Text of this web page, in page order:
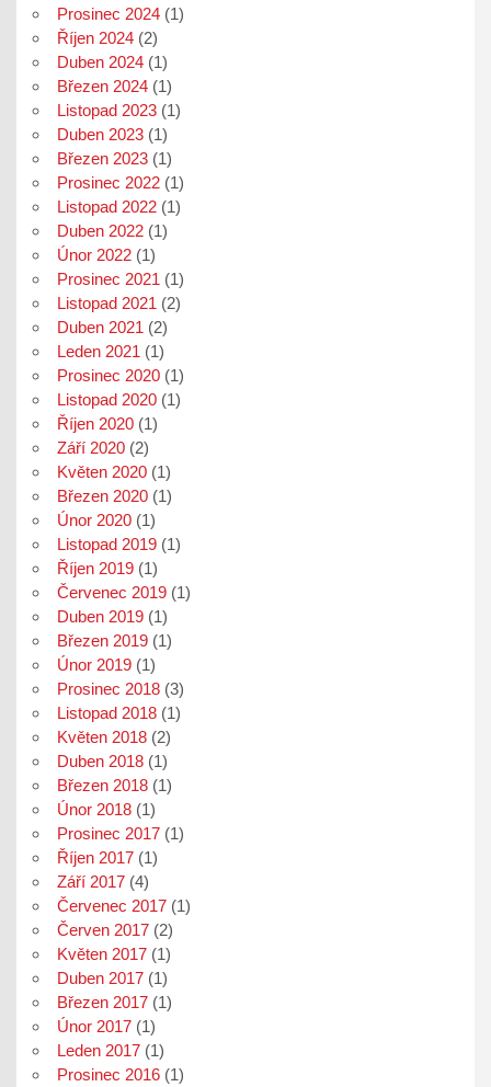
Prosinec 2024(1)
Říjen 2024(2)
Duben 2024(1)
Březen 2024(1)
Listopad 2023(1)
Duben 2023(1)
Březen 2023(1)
Prosinec 2022(1)
Listopad 2022(1)
Duben 2022(1)
Únor 2022(1)
Prosinec 2021 (1)
Listopad 2021 (2)
Duben 2021 (2)
Leden 2021 (1)
Prosinec 2020(1)
Listopad 2020(1)
Říjen 2020(1)
Září 2020(2)
Květen 2020(1)
Březen 2020(1)
Únor 2020(1)
Listopad 2019(1)
Říjen 2019(1)
Červenec 2019(1)
Duben 2019(1)
Březen 2019(1)
Únor 2019(1)
Prosinec 2018(3)
Listopad 2018(1)
Květen 2018(2)
Duben 2018(1)
Březen 2018(1)
Únor 2018(1)
Prosinec 2017(1)
Říjen 2017(1)
Září 2017(4)
Červenec 2017(1)
Červen 2017(2)
Květen 2017(1)
Duben 2017(1)
Březen 2017(1)
Únor 2017(1)
Leden 2017(1)
Prosinec 2016(1)